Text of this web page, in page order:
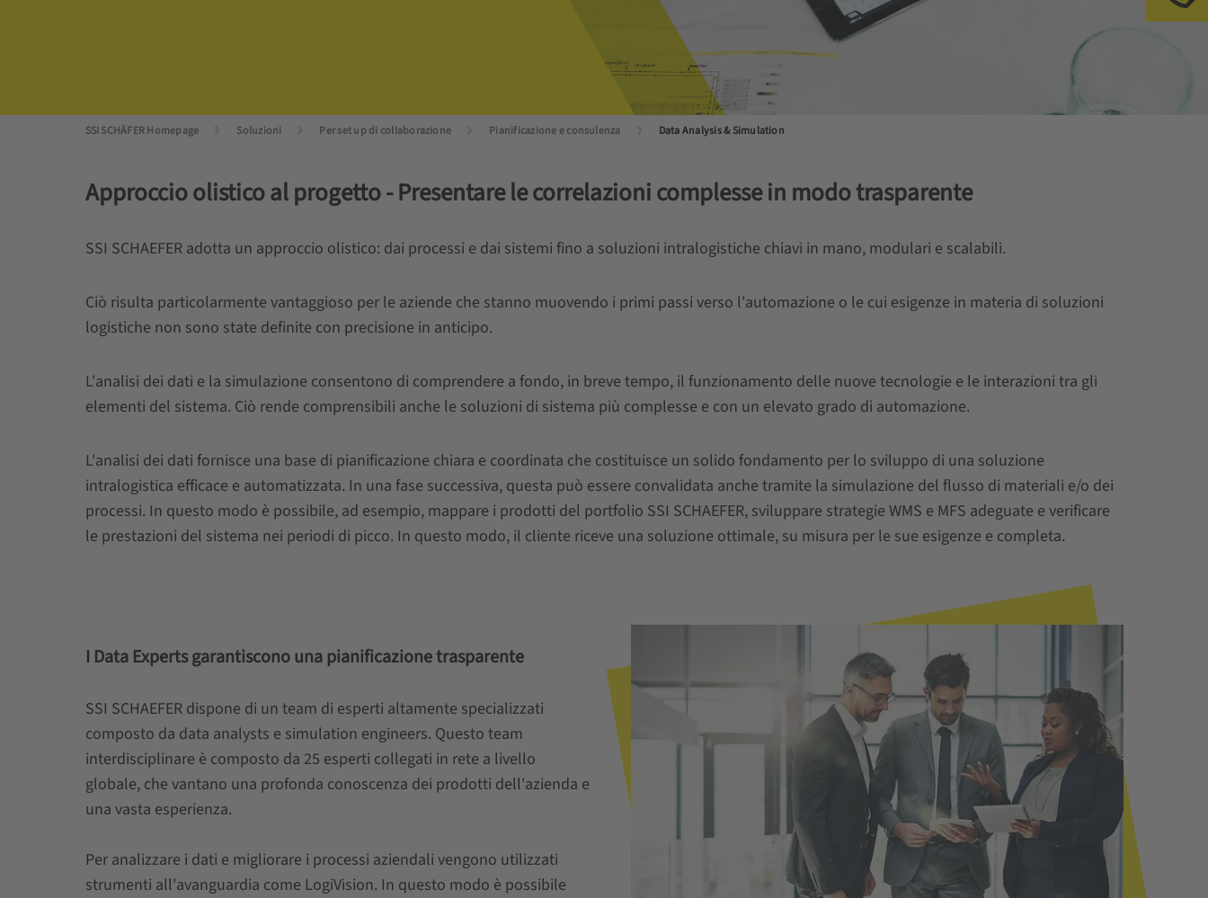
SSI SCHÄFER Homepage Soluzioni Per set up di collaborazione Pianificazione e consulenza Data Analysis & Simulation
Approccio olistico al progetto - Presentare le correlazioni complesse in modo trasparente
SSI SCHAEFER adotta un approccio olistico: dai processi e dai sistemi fino a soluzioni intralogistiche chiavi in mano, modulari e scalabili.
Ciò risulta particolarmente vantaggioso per le aziende che stanno muovendo i primi passi verso l'automazione o le cui esigenze in materia di soluzioni
logistiche non sono state definite con precisione in anticipo.
L'analisi dei dati e la simulazione consentono di comprendere a fondo, in breve tempo, il funzionamento delle nuove tecnologie e le interazioni tra gli
elementi del sistema. Ciò rende comprensibili anche le soluzioni di sistema più complesse e con un elevato grado di automazione.
L'analisi dei dati fornisce una base di pianificazione chiara e coordinata che costituisce un solido fondamento per lo sviluppo di una soluzione
intralogistica efficace e automatizzata. In una fase successiva, questa può essere convalidata anche tramite la simulazione del flusso di materiali e/o dei
processi. In questo modo è possibile, ad esempio, mappare i prodotti del portfolio SSI SCHAEFER, sviluppare strategie WMS e MFS adeguate e verificare
le prestazioni del sistema nei periodi di picco. In questo modo, il cliente riceve una soluzione ottimale, su misura per le sue esigenze e completa.
I Data Experts garantiscono una pianificazione trasparente
SSI SCHAEFER dispone di un team di esperti altamente specializzati
composto da data analysts e simulation engineers. Questo team
interdisciplinare è composto da 25 esperti collegati in rete a livello
globale, che vantano una profonda conoscenza dei prodotti dell'azienda e
una vasta esperienza.
Per analizzare i dati e migliorare i processi aziendali vengono utilizzati
strumenti all'avanguardia come LogiVision. In questo modo è possibile